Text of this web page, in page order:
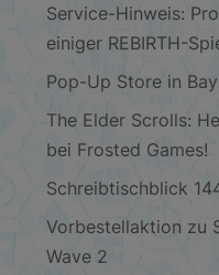
Service-Hinweis:
einiger REBIRTH-
Pop-Up Store in
The Elder Scrolls:
bei Frosted Games!
Schreibtischblick
Vorbestellaktion zu
Wave 2